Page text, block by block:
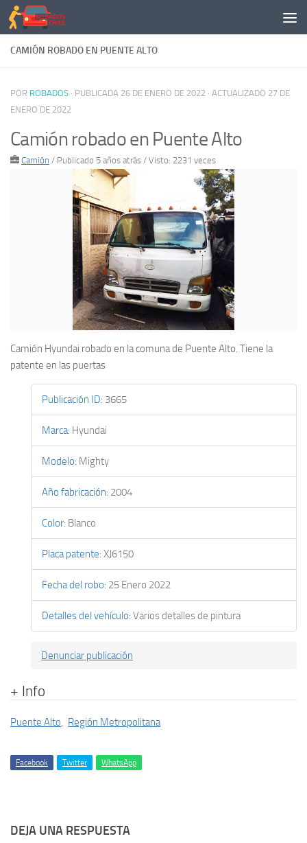
Saltar al contenido
CAMIÓN ROBADO EN PUENTE ALTO
POR ROBADOS · PUBLICADA 26 DE ENERO DE 2022 · ACTUALIZADO 27 DE
ENERO DE 2022
Camión robado en Puente Alto
Camión / Publicado 5 años atrás / Visto: 2231 veces
Camión Hyundai robado en la comuna de Puente Alto. Tiene la
patente en las puertas
Publicación ID: 3665
Marca: Hyundai
Modelo: Mighty
Año fabricación: 2004
Color: Blanco
Placa patente: XJ6150
Fecha del robo: 25 Enero 2022
Detalles del vehículo: Varios detalles de pintura
Denunciar publicación
+ Info
Puente Alto, Región Metropolitana
Facebook Twitter WhatsApp
DEJA UNA RESPUESTA